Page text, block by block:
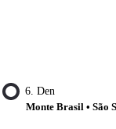
6. Den
Monte Brasil • São